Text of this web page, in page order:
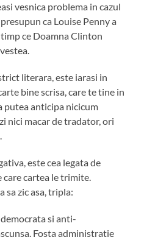
vesnica problema in cazul
ca Louise Penny a
ce Doamna Clinton
literara, este iarasi in
bine scrisa, care te tine in
putea anticipa nicicum
nici macar de tradator, ori
este cea legata de
care cartea le trimite.
sa zic asa, tripla:
si anti-
Fosta administratie